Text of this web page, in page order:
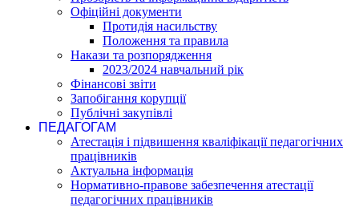
Офіційні документи
Протидія насильству
Положення та правила
Накази та розпорядження
2023/2024 навчальний рік
Фінансові звіти
Запобігання корупції
Публічні закупівлі
ПЕДАГОГАМ
Атестація і підвишення кваліфікації педагогічних
працівників
Актуальна інформація
Нормативно-правове забезпечення атестації
педагогічних працівників